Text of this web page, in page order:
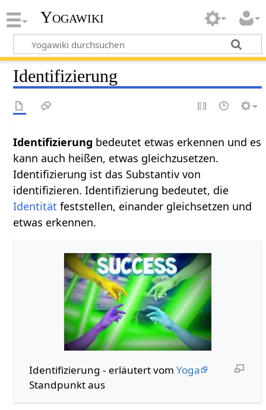
Yogawiki
Identifizierung
bedeutet etwas erkennen und es
kann auch heißen, etwas gleichzusetzen.
Identifizierung ist das Substantiv von
identifizieren. Identifizierung bedeutet, die
Identität feststellen, einander gleichsetzen und
etwas erkennen.
Identifizierung‏‎ - erläutert vom Yoga
Standpunkt aus